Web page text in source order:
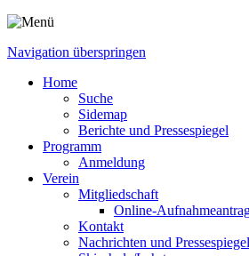
Navigation überspringen
Home
Suche
Sidemap
Berichte und Pressespiegel
Programm
Anmeldung
Verein
Mitgliedschaft
Online-
Kontakt
Nachrichten und Pressespiegel